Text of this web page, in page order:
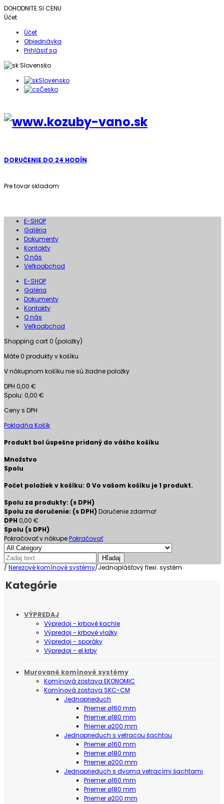
DOHODNITE SI CENU
Účet
Účet
Objednávka
Prihlásiť sa
Slovensko
Slovensko
Česko
DORUČENIE DO 24 HODÍN
Pre tovar skladom
E-SHOP
Galéria
Dokumenty
Kontakty
O nás
Veľkoobchod
E-SHOP
Galéria
Dokumenty
Kontakty
O nás
Veľkoobchod
Shopping cart0 (položky)
Máte0 produkty v košíku
V nákupnom košíku nie sú žiadne položky
DPH 0,00 €
Spolu: 0,00 €
Ceny s DPH
Pokladňa Košík
Produkt bol úspešne pridaný do vášho košíku
Množstvo
Spolu
Počet položiek v košíku: 0 Vo vašom košíku je 1 produkt.
Spolu za produkty: (s DPH)
Spolu za doručenie: (s DPH) Doručenie zdarma!
DPH 0,00 €
Spolu (s DPH)
Pokračovať v nákupePokračovať
Hľadaj
/ Nerezové komínové systémy/Jednoplášťový flexi. systém
Kategórie
VÝPREDAJ
Výpredaj - krbové kachle
Výpredaj - krbové vložky
Výpredaj - sporáky
Výpredaj - el.krby
Murované komínové systémy
Komínová zostava EKONOMIC
Komínová zostava SKC-CM
Jednoprieduch
Priemer ø160 mm
Priemer ø180 mm
Priemer ø200 mm
Jednoprieduch s vetracou šachtou
Priemer ø160 mm
Priemer ø180 mm
Priemer ø200 mm
Jednoprieduch s dvoma vetracími šachtami
Priemer ø160 mm
Priemer ø180 mm
Priemer ø200 mm